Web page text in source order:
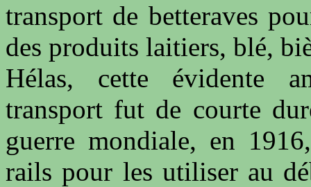
transport de betteraves
des produits laitiers, blé,
Hélas, cette évidente
transport fut de courte
guerre mondiale, en
rails pour les utiliser au